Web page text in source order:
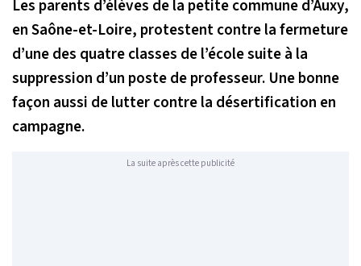
Les parents d’élèves de la petite commune d’Auxy,
en Saône-et-Loire, protestent contre la fermeture
d’une des quatre classes de l’école suite à la
suppression d’un poste de professeur. Une bonne
façon aussi de lutter contre la désertification en
campagne.
La suite après cette publicité